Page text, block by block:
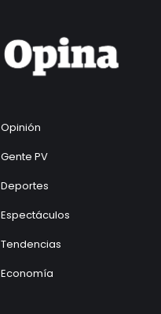
Opinión
Gente PV
Deportes
Espectáculos
Tendencias
Economía